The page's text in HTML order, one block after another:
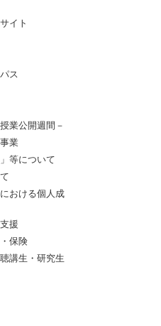
イト
ス
業公開週間－
業
等について
おける個人成
援
保険
講生・研究生